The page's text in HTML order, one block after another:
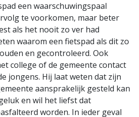
een waarschuwingspaal
te voorkomen, maar beter
als het nooit zo ver had
waarom een fietspad als dit zo
en gecontroleerd. Ook
college of de gemeente contact
jongens. Hij laat weten dat zijn
aansprakelijk gesteld kan
en wil het liefst dat
worden. In ieder geval